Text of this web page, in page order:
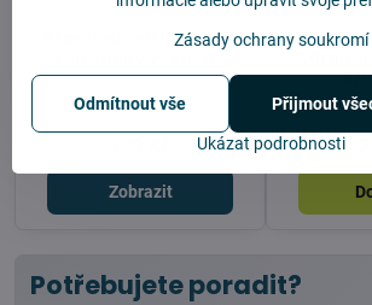
Přechodová lišta pro
Zobrazit
4/
Potřebujete poradit?
Zásady ochrany soukromí
Ukázat podrobnosti
Přijmout
Odmítnout vše